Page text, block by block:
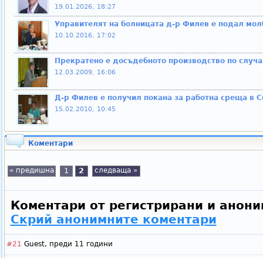
19.01.2026, 18:27
Управителят на болницата д-р Филев е подал
10.10.2016, 17:02
Прекратено е досъдебното производство по
12.03.2009, 16:06
Д-р Филев е получил покана за работна среща в
15.02.2010, 10:45
Коментари
« предишна 1 2 следваща »
Коментари от регистрирани и
Скрий анонимните коментари
#21 Guest, преди 11 години